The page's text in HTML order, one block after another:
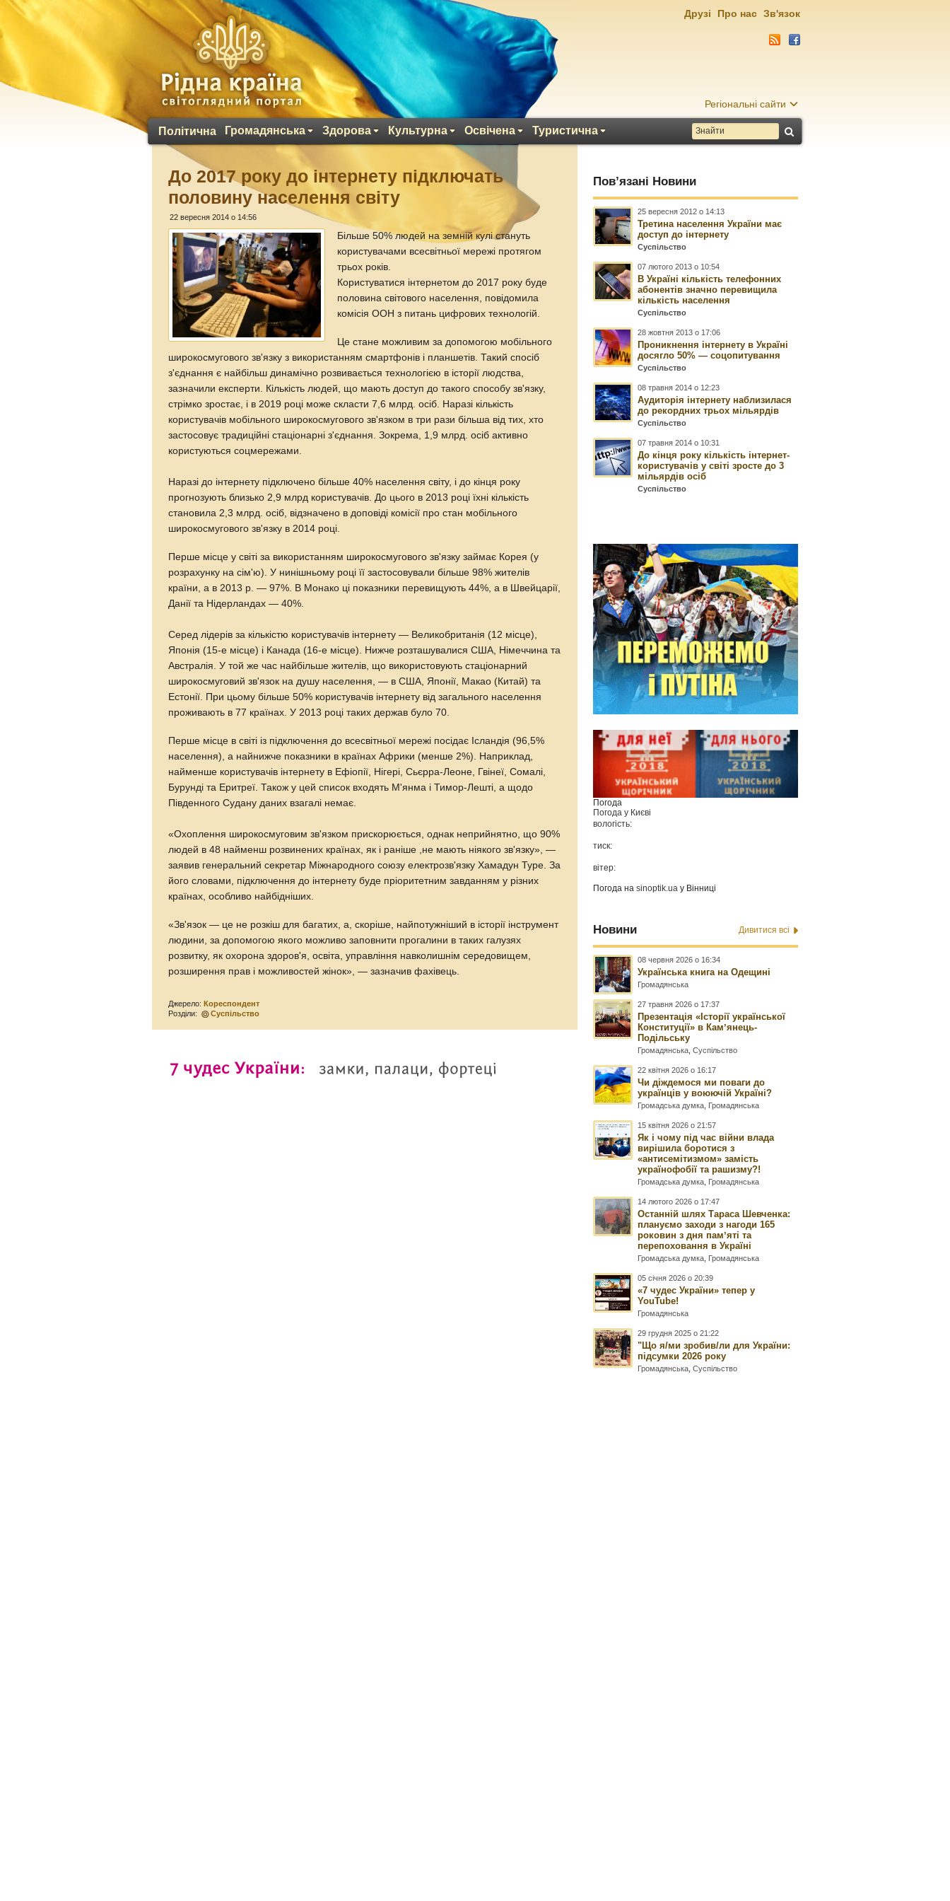
Регіональні сайти
Політична Громадянська Здорова Культурна Освічена Туристична
Друзі Про нас Зв'язок
До 2017 року до інтернету підключать
половину населення світу
22 вересня 2014 о 14:56
Більше 50% людей на земній кулі стануть
користувачами всесвітньої мережі протягом
трьох років.
Користуватися інтернетом до 2017 року буде
половина світового населення, повідомила
комісія ООН з питань цифрових технологій.
Це стане можливим за допомогою мобільного
широкосмугового зв'язку з використанням смартфонів і планшетів. Такий спосіб
з'єднання є найбільш динамічно розвивається технологією в історії людства,
зазначили експерти. Кількість людей, що мають доступ до такого способу зв'язку,
стрімко зростає, і в 2019 році може скласти 7,6 млрд. осіб. Наразі кількість
користувачів мобільного широкосмугового зв'язком в три рази більша від тих, хто
застосовує традиційні стаціонарні з'єднання. Зокрема, 1,9 млрд. осіб активно
користуються соцмережами.
Наразі до інтернету підключено більше 40% населення світу, і до кінця року
прогнозують близько 2,9 млрд користувачів. До цього в 2013 році їхні кількість
становила 2,3 млрд. осіб, відзначено в доповіді комісії про стан мобільного
широкосмугового зв'язку в 2014 році.
Перше місце у світі за використанням широкосмугового зв'язку займає Корея (у
розрахунку на сім'ю). У нинішньому році її застосовували більше 98% жителів
країни, а в 2013 р. — 97%. В Монако ці показники перевищують 44%, а в Швейцарії,
Данії та Нідерландах — 40%.
Серед лідерів за кількістю користувачів інтернету — Великобританія (12 місце),
Японія (15-е місце) і Канада (16-е місце). Нижче розташувалися США, Німеччина та
Австралія. У той же час найбільше жителів, що використовують стаціонарний
широкосмуговий зв'язок на душу населення, — в США, Японії, Макао (Китай) та
Естонії. При цьому більше 50% користувачів інтернету від загального населення
проживають в 77 країнах. У 2013 році таких держав було 70.
Перше місце в світі із підключення до всесвітньої мережі посідає Ісландія (96,5%
населення), а найнижче показники в країнах Африки (менше 2%). Наприклад,
найменше користувачів інтернету в Ефіопії, Нігері, Сьєрра-Леоне, Гвінеї, Сомалі,
Бурунді та Еритреї. Також у цей список входять М'янма і Тимор-Лешті, а щодо
Південного Судану даних взагалі немає.
«Охоплення широкосмуговим зв'язком прискорюється, однак неприйнятно, що 90%
людей в 48 найменш розвинених країнах, як і раніше ,не мають ніякого зв'язку», —
заявив генеральний секретар Міжнародного союзу електрозв'язку Хамадун Туре. За
його словами, підключення до інтернету буде пріоритетним завданням у різних
країнах, особливо найбідніших.
«Зв'язок — це не розкіш для багатих, а, скоріше, найпотужніший в історії інструмент
людини, за допомогою якого можливо заповнити прогалини в таких галузях
розвитку, як охорона здоров'я, освіта, управління навколишнім середовищем,
розширення прав і можливостей жінок», — зазначив фахівець.
Джерело:Кореспондент
Розділи:
Суспільство
Пов’язані Новини
25 вересня 2012 о 14:13
Третина населення України має
доступ до інтернету
Суспільство
07 лютого 2013 о 10:54
В Україні кількість телефонних
абонентів значно перевищила
кількість населення
Суспільство
28 жовтня 2013 о 17:06
Проникнення інтернету в Україні
досягло 50% — соцопитування
Суспільство
08 травня 2014 о 12:23
Аудиторія інтернету наблизилася
до рекордних трьох мільярдів
Суспільство
07 травня 2014 о 10:31
До кінця року кількість інтернет-
користувачів у світі зросте до 3
мільярдів осіб
Суспільство
Погода
Погода у Києві
вологість:
тиск:
вітер:
Погода наsinoptik.ua у Вінниці
Новини Дивитися всі
08 червня 2026 о 16:34
Українська книга на Одещині
Громадянська
27 травня 2026 о 17:37
Презентація «Історії української
Конституції» в Камʼянець-
Подільську
Громадянська ,Суспільство
22 квітня 2026 о 16:17
Чи діждемося ми поваги до
українців у воюючій Україні?
Громадська думка Громадянська
15 квітня 2026 о 21:57
Як і чому під час війни влада
вирішила боротися з
«антисемітизмом» замість
українофобії та рашизму?!
Громадська думка Громадянська
14 лютого 2026 о 17:47
Останній шлях Тараса Шевченка:
плануємо заходи з нагоди 165
роковин з дня памʼяті та
перепоховання в Україні
Громадська думка Громадянська
05 січня 2026 о 20:39
«7 чудес України» тепер у
YouTube!
Громадянська
29 грудня 2025 о 21:22
"Що я/ми зробив/ли для України:
підсумки 2026 року
Громадянська ,Суспільство